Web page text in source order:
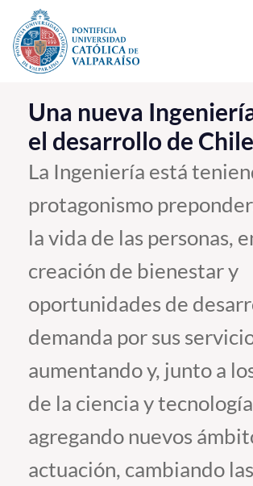
Click acá para ir directamente al contenido
La Universidad
Investigación, Creación e Innovación
PUCV Internacional
Vinculación con el Medio
Admisión
Formación Continua
Estudiantes
Académicos
Funcionarios
Una nueva
el desarrollo de Chile
La Ingeniería está
protagonismo
la vida de las personas,
creación de bienestar y
oportunidades de
demanda por sus
aumentando y, junto a
de la ciencia y
agregando nuevos
actuación, cambiando las